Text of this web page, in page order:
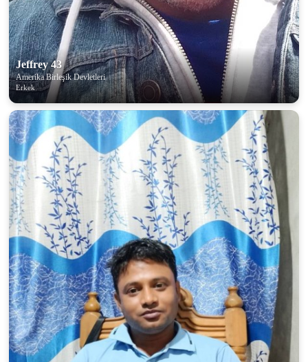
Jeffrey 43
Amerika Birleşik Devletleri
Erkek